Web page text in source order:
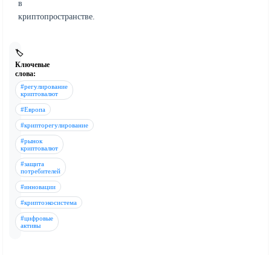
в
криптопространстве.
🏷️
Ключевые
слова:
#регулирование
криптовалют
#Европа
#крипторегулирование
#рынок
криптовалют
#защита
потребителей
#инновации
#криптоэкосистема
#цифровые
активы